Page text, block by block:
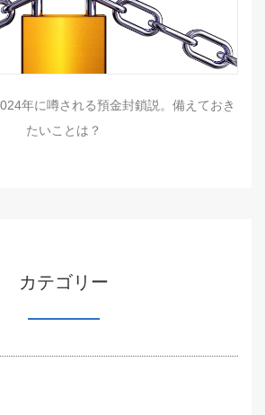
年に噂される預金封鎖説。備えておき
たいことは？
カテゴリー